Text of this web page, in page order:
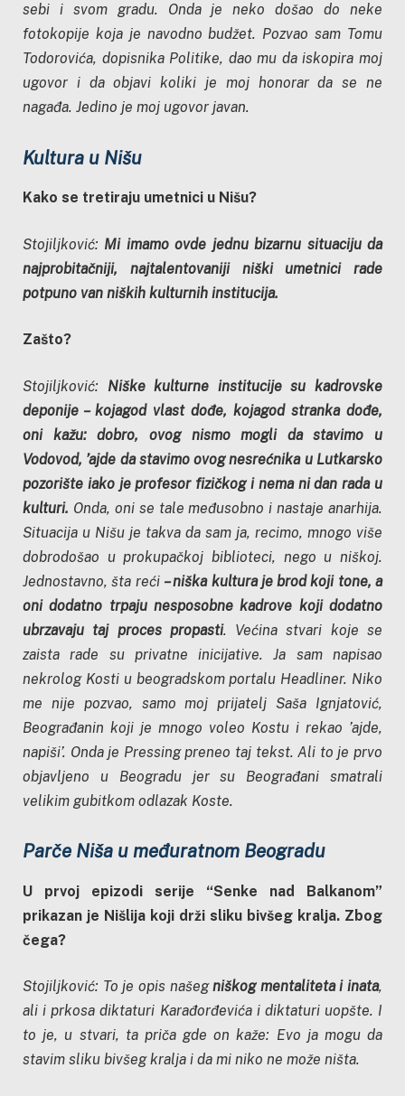
sebi i svom gradu. Onda je neko došao do neke
fotokopije koja je navodno budžet. Pozvao sam Tomu
Todorovića, dopisnika Politike, dao mu da iskopira moj
ugovor i da objavi koliki je moj honorar da se ne
nagađa. Jedino je moj ugovor javan.
Kultura u Nišu
Kako se tretiraju umetnici u Nišu?
Stojiljković: Mi imamo ovde jednu bizarnu situaciju da
najprobitačniji, najtalentovaniji niški umetnici rade
potpuno van niških kulturnih institucija.
Zašto?
Stojiljković: Niške kulturne institucije su kadrovske
deponije – kojagod vlast dođe, kojagod stranka dođe,
oni kažu: dobro, ovog nismo mogli da stavimo u
Vodovod, ’ajde da stavimo ovog nesrećnika u Lutkarsko
pozorište iako je profesor fizičkog i nema ni dan rada u
kulturi. Onda, oni se tale međusobno i nastaje anarhija.
Situacija u Nišu je takva da sam ja, recimo, mnogo više
dobrodošao u prokupačkoj biblioteci, nego u niškoj.
Jednostavno, šta reći – niška kultura je brod koji tone, a
oni dodatno trpaju nesposobne kadrove koji dodatno
ubrzavaju taj proces propasti. Većina stvari koje se
zaista rade su privatne inicijative. Ja sam napisao
nekrolog Kosti u beogradskom portalu Headliner. Niko
me nije pozvao, samo moj prijatelj Saša Ignjatović,
Beograđanin koji je mnogo voleo Kostu i rekao ’ajde,
napiši’. Onda je Pressing preneo taj tekst. Ali to je prvo
objavljeno u Beogradu jer su Beograđani smatrali
velikim gubitkom odlazak Koste.
Parče Niša u međuratnom Beogradu
U prvoj epizodi serije “Senke nad Balkanom”
prikazan je Nišlija koji drži sliku bivšeg kralja. Zbog
čega?
Stojiljković: To je opis našegniškog mentaliteta i inata,
ali i prkosa diktaturi Karađorđevića i diktaturi uopšte. I
to je, u stvari, ta priča gde on kaže: Evo ja mogu da
stavim sliku bivšeg kralja i da mi niko ne može ništa.